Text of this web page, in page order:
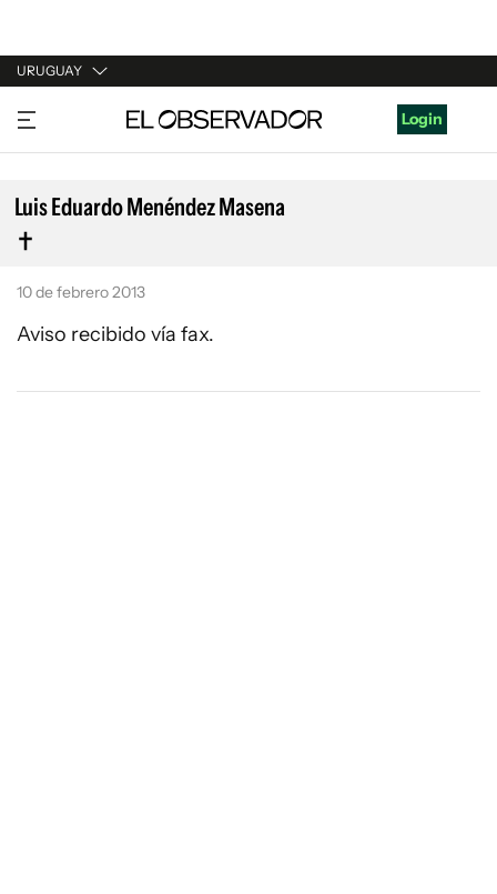
URUGUAY
URUGUAY
ARGENTINA
ESPAÑA
ESTADOS UNIDOS
Login
Luis Eduardo Menéndez Masena
10 de febrero 2013
Aviso recibido vía fax.